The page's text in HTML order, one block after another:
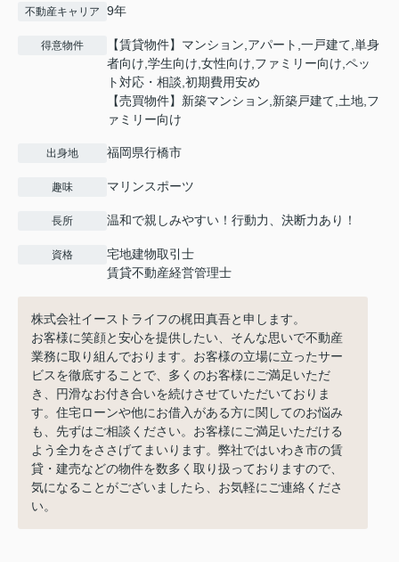
不動産キャリア 9年
得意物件
【賃貸物件】マンション,アパート,一戸建て,単身
者向け,学生向け,女性向け,ファミリー向け,ペッ
ト対応・相談,初期費用安め
【売買物件】新築マンション,新築戸建て,土地,フ
ァミリー向け
出身地 福岡県行橋市
趣味 マリンスポーツ
長所 温和で親しみやすい！行動力、決断力あり！
資格
宅地建物取引士
賃貸不動産経営管理士
株式会社イーストライフの梶田真吾と申します。
お客様に笑顔と安心を提供したい、そんな思いで不動産
業務に取り組んでおります。お客様の立場に立ったサー
ビスを徹底することで、多くのお客様にご満足いただ
き、円滑なお付き合いを続けさせていただいておりま
す。住宅ローンや他にお借入がある方に関してのお悩み
も、先ずはご相談ください。お客様にご満足いただける
よう全力をささげてまいります。弊社ではいわき市の賃
貸・建売などの物件を数多く取り扱っておりますので、
気になることがございましたら、お気軽にご連絡くださ
い。